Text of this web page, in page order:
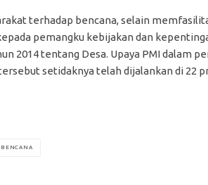
terhadap bencana, selain
pemangku kebijakan dan
2014 tentang Desa. Upaya PMI dalam
setidaknya telah dijalankan di 22
BENCANA